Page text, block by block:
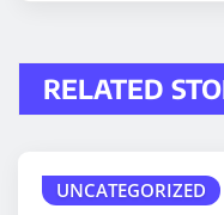
RELATED
UNCATEGORIZED